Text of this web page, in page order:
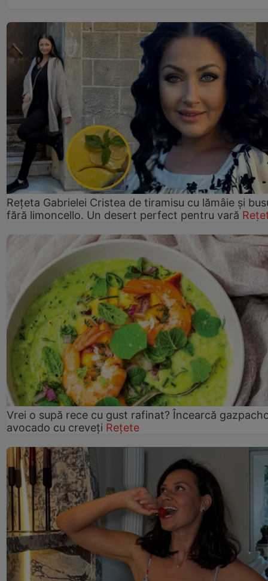
Rețeta Gabrielei Cristea de tiramisu cu lămâie și
fără limoncello. Un desert perfect pentru vară
Vrei o supă rece cu gust rafinat? Încearcă
avocado cu creveți Rețete